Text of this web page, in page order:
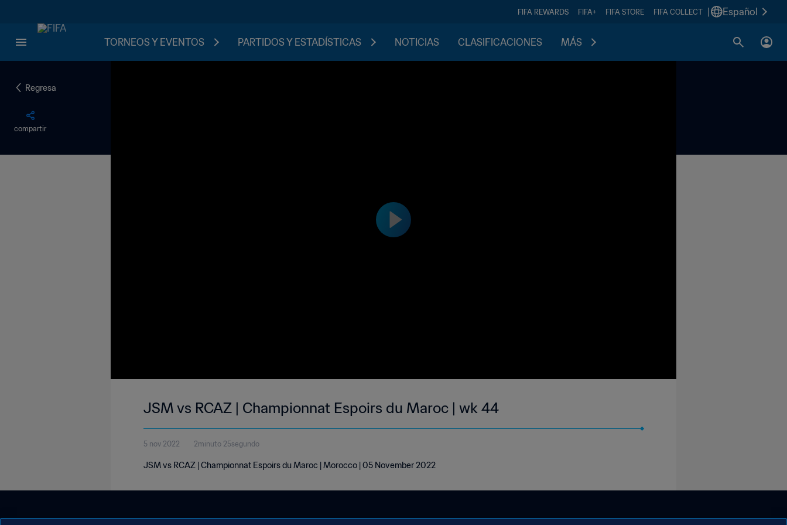
FIFA REWARDS FIFA+ FIFA STORE FIFA COLLECT Español
TORNEOS Y EVENTOS PARTIDOS Y ESTADÍSTICAS NOTICIAS CLASIFICACIONES MÁS
Regresa
compartir
JSM vs RCAZ | Championnat Espoirs du Maroc | wk 44
5 nov 2022 2minuto 25segundo
JSM vs RCAZ | Championnat Espoirs du Maroc | Morocco | 05 November 2022